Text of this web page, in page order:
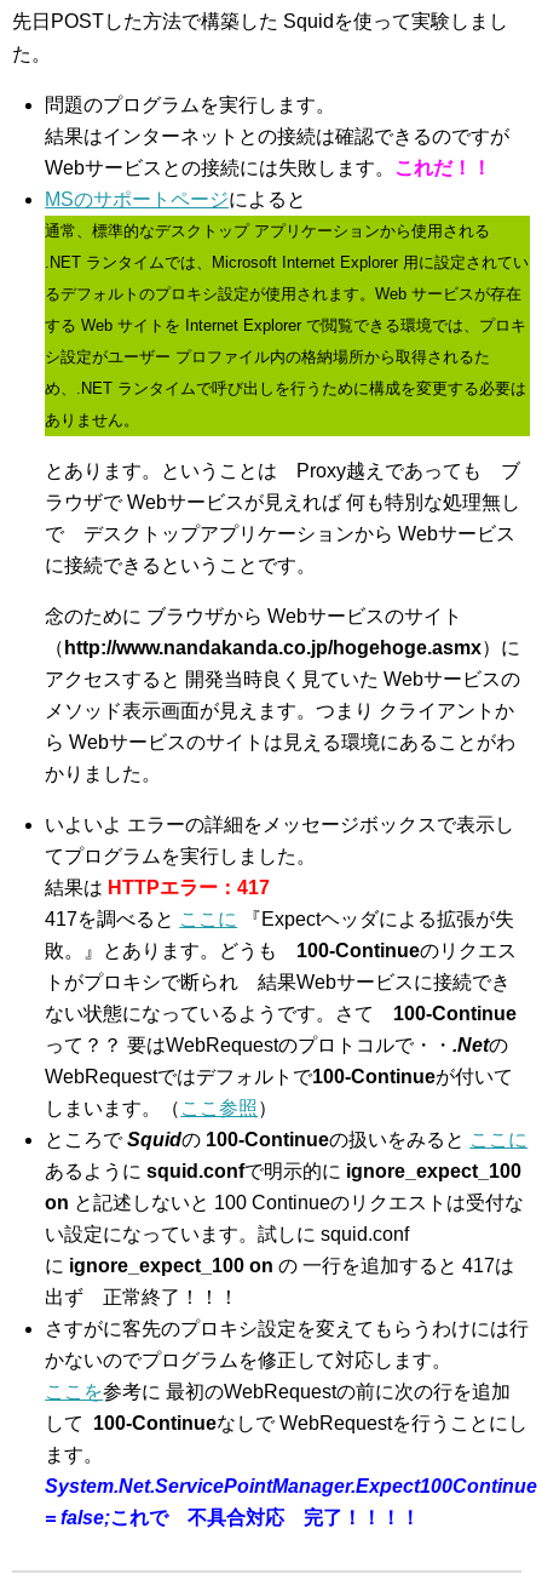
先日POSTした方法で構築した Squidを使って実験しまし
た。
問題のプログラムを実行します。
結果はインターネットとの接続は確認できるのですが
Webサービスとの接続には失敗します。 これだ！！
MSのサポートページによると
通常、標準的なデスクトップ アプリケーションから使用される
.NET ランタイムでは、Microsoft Internet Explorer 用に設定されてい
るデフォルトのプロキシ設定が使用されます。Web サービスが存在
する Web サイトを Internet Explorer で閲覧できる環境では、プロキ
シ設定がユーザー プロファイル内の格納場所から取得されるた
め、.NET ランタイムで呼び出しを行うために構成を変更する必要は
ありません。
とあります。ということは Proxy越えであっても ブ
ラウザで Webサービスが見えれば 何も特別な処理無し
で デスクトップアプリケーションから Webサービス
に接続できるということです。
念のために ブラウザから Webサービスのサイト
（ http://www.nandakanda.co.jp/hogehoge.asmx）に
アクセスすると 開発当時良く見ていた Webサービスの
メソッド表示画面が見えます。つまり クライアントか
ら Webサービスのサイトは見える環境にあることがわ
かりました。
いよいよ エラーの詳細をメッセージボックスで表示し
てプログラムを実行しました。
結果は HTTPエラー：417
417を調べると ここに
『Expectヘッダによる拡張が失
敗。』とあります。どうも 100-Continueのリクエス
トがプロキシで断られ 結果Webサービスに接続でき
ない状態になっているようです。さて 100-Continue
って？？ 要はWebRequestのプロトコルで・・.Netの
WebRequestではデフォルトで100-Continueが付いて
しまいます。（ ここ参照）
ところでSquidの 100-Continueの扱いをみると ここに
あるようにsquid.confで明示的に ignore_expect_100
on と記述しないと 100 Continueのリクエストは受付な
い設定になっています。試しに squid.conf
に ignore_expect_100 onの 一行を追加すると 417は
出ず 正常終了！！！
さすがに客先のプロキシ設定を変えてもらうわけには行
かないのでプログラムを修正して対応します。
ここを参考に 最初のWebRequestの前に次の行を追加
して 100-Continueなしで WebRequestを行うことにし
ます。
System.Net.ServicePointManager.Expect100Continue
= false;これで 不具合対応 完了！！！！